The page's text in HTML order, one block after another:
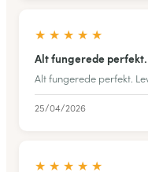
★ ★ ★ ★ ★
Alt fungerede perfekt.
Alt fungerede perfekt.
25/04/2026
★ ★ ★ ★ ★